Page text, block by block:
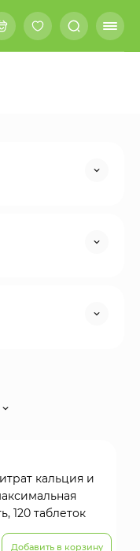
кальция и
120 таблеток
Добавить в корзину